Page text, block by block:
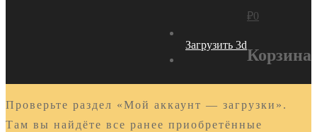
Загрузить 3d
₽0
Корзина
Проверьте раздел «Мой аккаунт — загрузки».
Там вы найдёте все ранее приобретённые